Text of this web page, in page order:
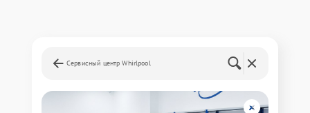
Сервисный центр Whirlpool